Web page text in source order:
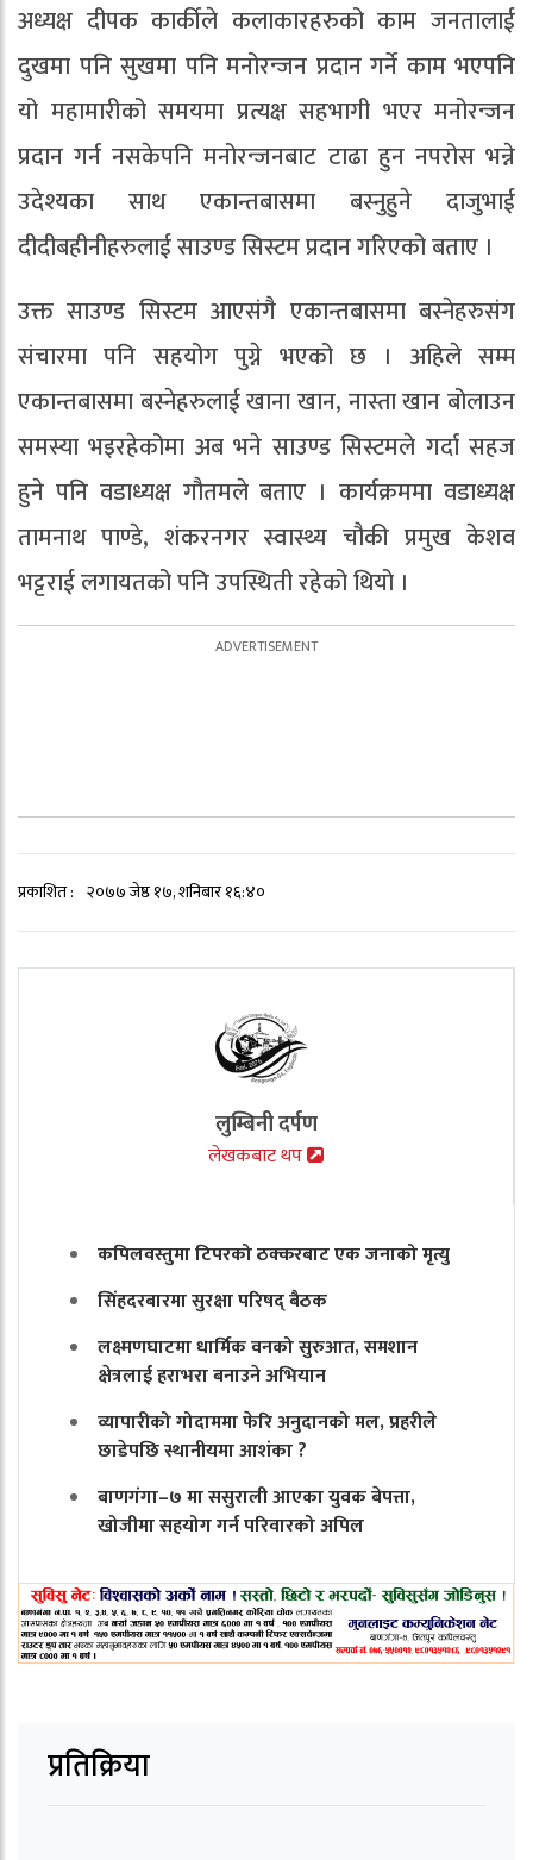
अध्यक्ष दीपक कार्कीले कलाकारहरुको काम जनतालाई
दुखमा पनि सुखमा पनि मनोरन्जन प्रदान गर्ने काम भएपनि
यो महामारीको समयमा प्रत्यक्ष सहभागी भएर मनोरन्जन
प्रदान गर्न नसकेपनि मनोरन्जनबाट टाढा हुन नपरोस भन्ने
उदेश्यका साथ एकान्तबासमा बस्नुहुने दाजुभाई
दीदीबहीनीहरुलाई साउण्ड सिस्टम प्रदान गरिएको बताए ।
उक्त साउण्ड सिस्टम आएसंगै एकान्तबासमा बस्नेहरुसंग
संचारमा पनि सहयोग पुग्ने भएको छ । अहिले सम्म
एकान्तबासमा बस्नेहरुलाई खाना खान, नास्ता खान बोलाउन
समस्या भइरहेकोमा अब भने साउण्ड सिस्टमले गर्दा सहज
हुने पनि वडाध्यक्ष गौतमले बताए । कार्यक्रममा वडाध्यक्ष
तामनाथ पाण्डे, शंकरनगर स्वास्थ्य चौकी प्रमुख केशव
भट्टराई लगायतको पनि उपस्थिती रहेको थियो ।
प्रकाशित : २०७७ जेष्ठ १७, शनिबार १६:४०
लुम्बिनी दर्पण
लेखकबाट थप
कपिलवस्तुमा टिपरको ठक्करबाट एक जनाको मृत्यु
सिंहदरबारमा सुरक्षा परिषद् बैठक
लक्ष्मणघाटमा धार्मिक वनको सुरुआत, समशान
क्षेत्रलाई हराभरा बनाउने अभियान
व्यापारीको गोदाममा फेरि अनुदानको मल, प्रहरीले
छाडेपछि स्थानीयमा आशंका ?
बाणगंगा–७ मा ससुराली आएका युवक बेपत्ता,
खोजीमा सहयोग गर्न परिवारको अपिल
प्रतिक्रिया